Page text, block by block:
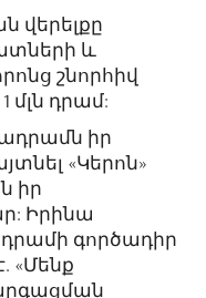
վերելքը
և
շնորհիվ
մլն դրամ:
իր
«Կերոն»
իր
Իրինա
գործադիր
«Մենք